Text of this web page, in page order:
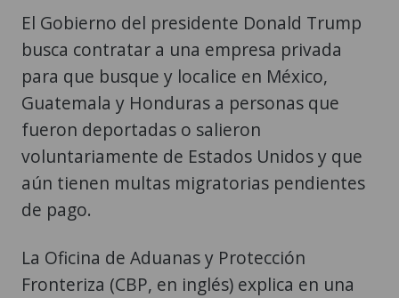
El Gobierno del presidente Donald Trump
busca contratar a una empresa privada
para que busque y localice en México,
Guatemala y Honduras a personas que
fueron deportadas o salieron
voluntariamente de Estados Unidos y que
aún tienen multas migratorias pendientes
de pago.
La Oficina de Aduanas y Protección
Fronteriza (CBP, en inglés) explica en una